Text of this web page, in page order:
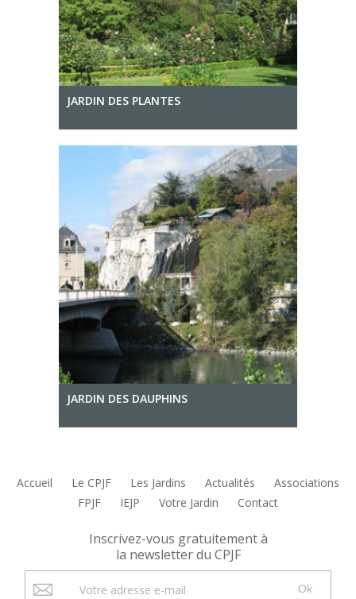
JARDIN DES PLANTES
JARDIN DES DAUPHINS
Accueil Le CPJF Les Jardins Actualités
Associations
FPJF
IEJP Votre Jardin Contact
Inscrivez-vous gratuitement à
la newsletter du CPJF
Ok